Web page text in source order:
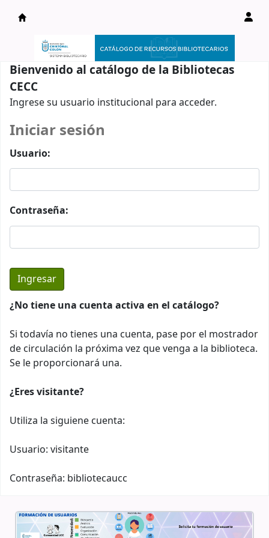
Catálogo en línea
Bienvenido al catálogo de la Bibliotecas
CECC
Ingrese su usuario institucional para acceder.
Iniciar sesión
Usuario:
Contraseña:
¿No tiene una cuenta activa en el catálogo?
Si todavía no tienes una cuenta, pase por el mostrador
de circulación la próxima vez que venga a la biblioteca.
Se le proporcionará una.
¿Eres visitante?
Utiliza la siguiene cuenta:
Usuario: visitante
Contraseña: bibliotecaucc